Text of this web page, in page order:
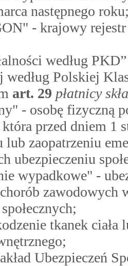
następnego
- krajowy
według
według Polskiej
art. 29 płatnicy
- osobę fizyczną
przed dniem 1
lub zaopatrzeniu
ubezpieczeniu
wypadkowe" -
zawodowych
tkanek ciała
Ubezpieczeń